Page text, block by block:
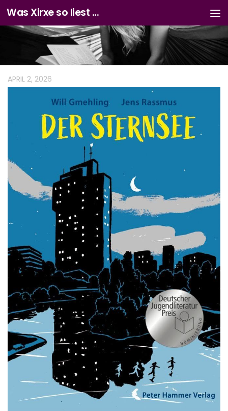
Zum Inhalt springen
Was Xirxe so liest ...
APRIL 2, 2026